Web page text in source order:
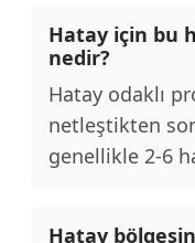
Hatay için bu
nedir?
Hatay odaklı
netleştikten
genellikle 2-6
Hatay